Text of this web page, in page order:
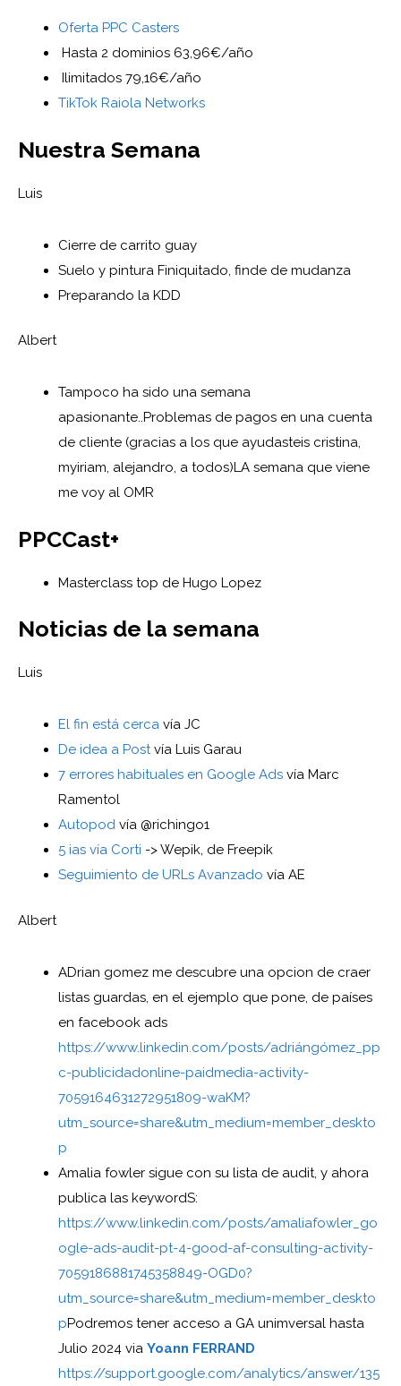
Oferta PPC Casters
Hasta 2 dominios 63,96€/año
Ilimitados 79,16€/año
TikTok Raiola Networks
Nuestra Semana
Luis
Cierre de carrito guay
Suelo y pintura Finiquitado, finde de mudanza
Preparando la KDD
Albert
Tampoco ha sido una semana
apasionante..Problemas de pagos en una cuenta
de cliente (gracias a los que ayudasteis cristina,
myiriam, alejandro, a todos)LA semana que viene
me voy al OMR
PPCCast+
Masterclass top de Hugo Lopez
Noticias de la semana
Luis
El fin está cerca vía JC
De idea a Postvía Luis Garau
7 errores habituales en Google Ads vía Marc
Ramentol
Autopod vía @richingo1
5 ias vía Corti -> Wepik, de Freepik
Seguimiento de URLs Avanzado vía AE
Albert
ADrian gomez me descubre una opcion de craer
listas guardas, en el ejemplo que pone, de países
en facebook ads
https://www.linkedin.com/posts/adriángómez_pp
c-publicidadonline-paidmedia-activity-
7059164631272951809-waKM?
utm_source=share&utm_medium=member_deskto
p
Amalia fowler sigue con su lista de audit, y ahora
publica las keywordS:
https://www.linkedin.com/posts/amaliafowler_go
ogle-ads-audit-pt-4-good-af-consulting-activity-
7059186881745358849-OGD0?
utm_source=share&utm_medium=member_deskto
pPodremos tener acceso a GA unimversal hasta
Julio 2024 via Yoann FERRAND
https://support.google.com/analytics/answer/135